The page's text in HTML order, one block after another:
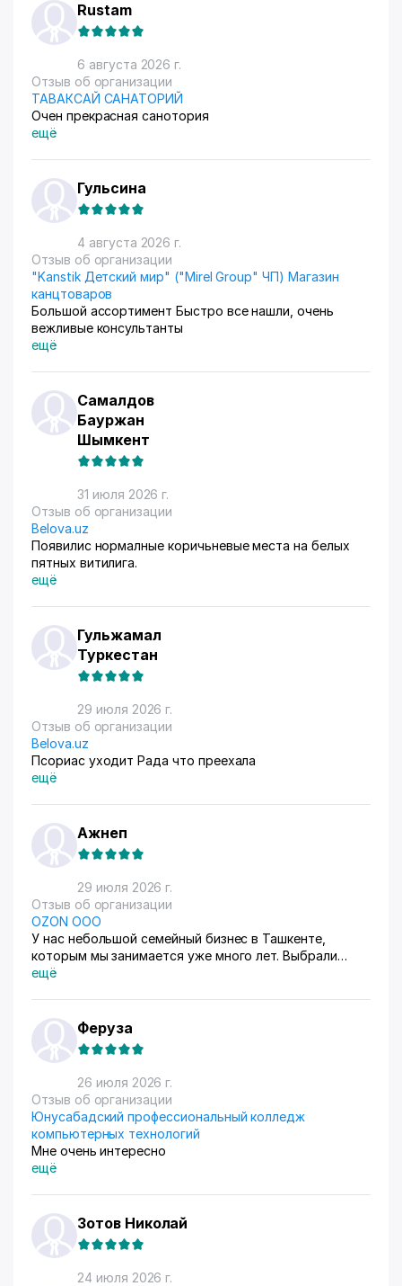
Rustam
6 августа 2026 г.
Отзыв об организации
ТАВАКСАЙ САНАТОРИЙ
Очен прекрасная санотория
ещё
Гульсина
4 августа 2026 г.
Отзыв об организации
"Kanstik Детский мир" ("Mirel Group" ЧП) Магазин
канцтоваров
Большой ассортимент Быстро все нашли, очень
вежливые консультанты
ещё
Самалдов
Бауржан
Шымкент
31 июля 2026 г.
Отзыв об организации
Belova.uz
Появилис нормалные коричьневые места на белых
пятных витилига.
ещё
Гульжамал
Туркестан
29 июля 2026 г.
Отзыв об организации
Belova.uz
Псориас уходит Рада что преехала
ещё
Ажнеп
29 июля 2026 г.
Отзыв об организации
OZON ООО
У нас небольшой семейный бизнес в Ташкенте,
которым мы занимается уже много лет. Выбрали
схему ФБС, для нашего Узбекистана это пока
приема. Покупатели из рахных стран берут, из
России особенно много, узбекский хлопок там
любят) За продажами следим через приложение, оно
очень помогает все контролировать, да и удобное
само по себе
ещё
Феруза
26 июля 2026 г.
Отзыв об организации
Юнусабадский профессиональный колледж
компьютерных технологий
Мне очень интересно
ещё
Зотов Николай
24 июля 2026 г.